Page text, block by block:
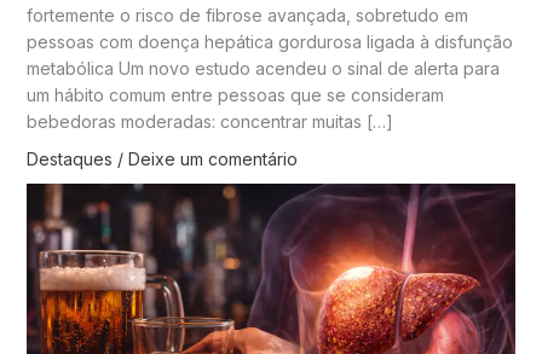
fortemente o risco de fibrose avançada, sobretudo em
pessoas com doença hepática gordurosa ligada à disfunção
metabólica Um novo estudo acendeu o sinal de alerta para
um hábito comum entre pessoas que se consideram
bebedoras moderadas: concentrar muitas […]
Destaques / Deixe um comentário